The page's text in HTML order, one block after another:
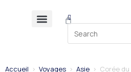
Accueil > Voyages > Asie > Corée du